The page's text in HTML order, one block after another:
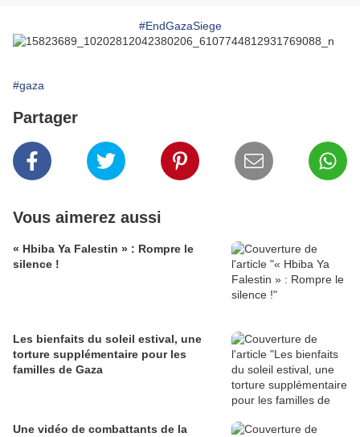
#EndGazaSiege
#gaza
Partager
Vous aimerez aussi
« Hbiba Ya Falestin » : Rompre le
silence !
Les bienfaits du soleil estival, une
torture supplémentaire pour les
familles de Gaza
Une vidéo de combattants de la